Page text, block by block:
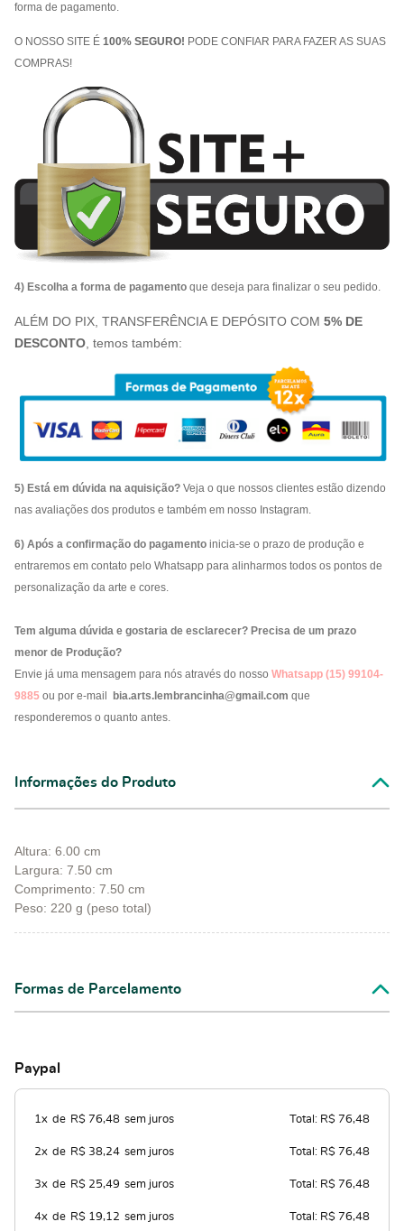
forma de pagamento.
O NOSSO SITE É 100% SEGURO! PODE CONFIAR PARA FAZER AS SUAS
COMPRAS!
4) Escolha a forma de pagamento que deseja para finalizar o seu pedido.
ALÉM DO PIX, TRANSFERÊNCIA E DEPÓSITO COM 5% DE
DESCONTO , temos também:
5) Está em dúvida na aquisição? Veja o que nossos clientes estão dizendo
nas avaliações dos produtos e também em nosso Instagram.
6) Após a confirmação do pagamento inicia-se o prazo de produção e
entraremos em contato pelo Whatsapp para alinharmos todos os pontos de
personalização da arte e cores.
Tem alguma dúvida e gostaria de esclarecer? Precisa de um prazo
menor de Produção?
Envie já uma mensagem para nós através do nosso Whatsapp (15) 99104-
9885 ou por e-mail bia.arts.lembrancinha@gmail.com que
responderemos o quanto antes.
Informações do Produto
Altura: 6.00 cm
Largura: 7.50 cm
Comprimento: 7.50 cm
Peso: 220 g (peso total)
Formas de Parcelamento
Paypal
1x de R$ 76,48 sem juros Total: R$ 76,48
2x de R$ 38,24 sem juros Total: R$ 76,48
3x de R$ 25,49 sem juros Total: R$ 76,48
4x de R$ 19,12 sem juros Total: R$ 76,48